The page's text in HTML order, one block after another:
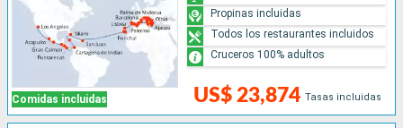
Comidas incluidas US$ 23,874 Tasas incluidas
Propinas incluidas
Todos los restaurantes incluidos
Cruceros 100% adultos